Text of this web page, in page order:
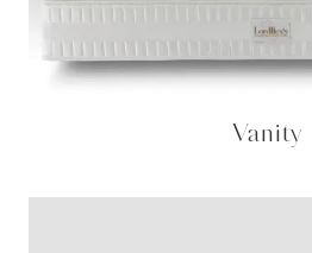
Vanity